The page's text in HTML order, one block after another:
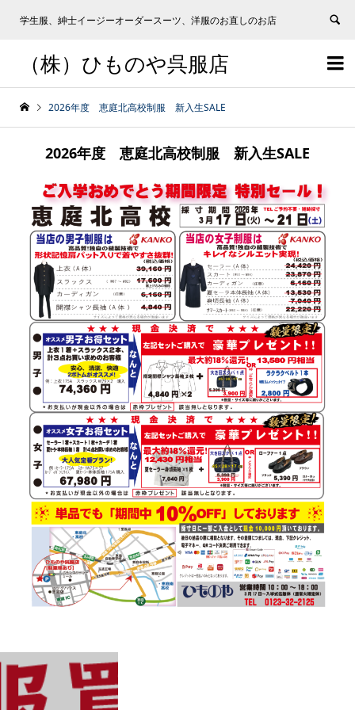
学生服、紳士イージーオーダースーツ、洋服のお直しのお店

（株）ひものや呉服店 
2026年度 恵庭北高校制服 新入生SALE
2026年度 恵庭北高校制服 新入生SALE